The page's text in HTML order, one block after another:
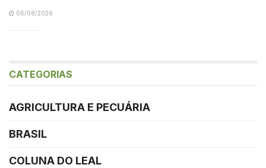
06/08/2026
CATEGORIAS
AGRICULTURA E PECUÁRIA
BRASIL
COLUNA DO LEAL